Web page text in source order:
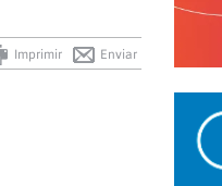
Enviar
Imprimir